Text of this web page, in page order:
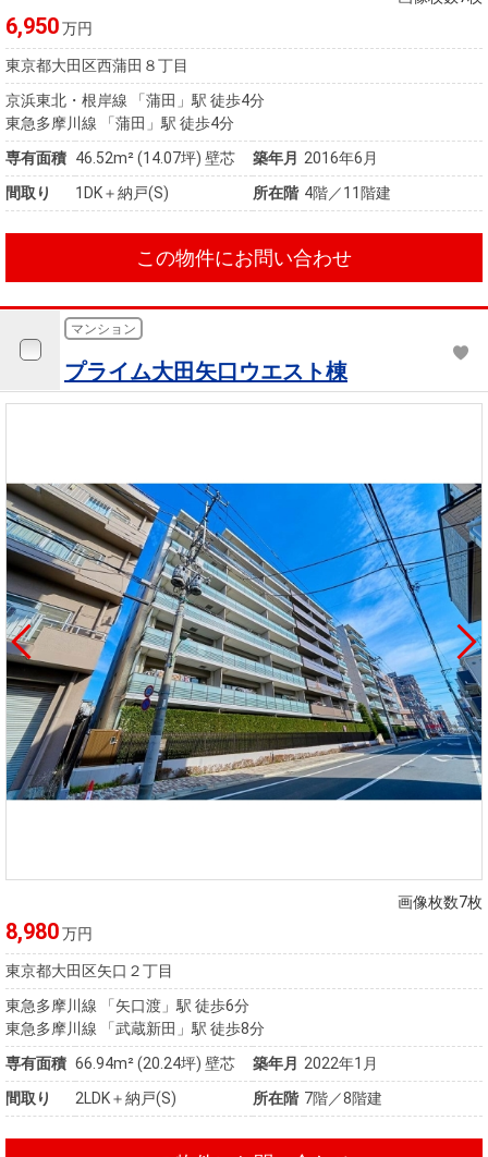
税金の本
（電子ブ
ック）
6,950万円
東京都大田区西蒲田８丁目
京浜東北・根岸線 「蒲田」駅 徒歩4分
東急多摩川線 「蒲田」駅 徒歩4分
専有面積 46.52m²(14.07坪) 壁芯 築年月 2016年6月
間取り
1DK＋納戸(S) 所在階 4階／11階建
この物件にお問い合わせ
マンション
プライム大田矢口ウエスト棟
画像枚数7枚
8,980万円
東京都大田区矢口２丁目
東急多摩川線 「矢口渡」駅 徒歩6分
東急多摩川線 「武蔵新田」駅 徒歩8分
専有面積 66.94m²(20.24坪) 壁芯 築年月 2022年1月
間取り
2LDK＋納戸(S) 所在階 7階／8階建